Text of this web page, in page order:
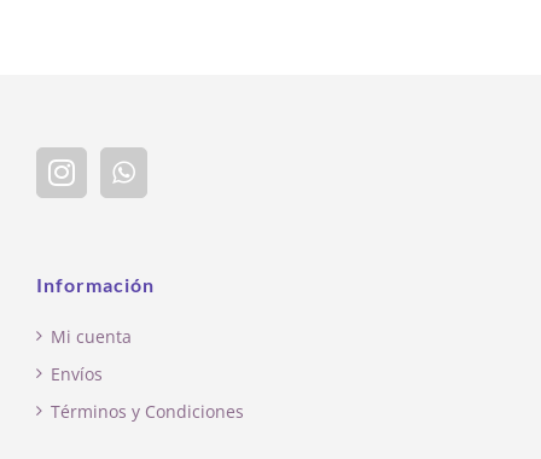
Información
Mi cuenta
Envíos
Términos y Condiciones